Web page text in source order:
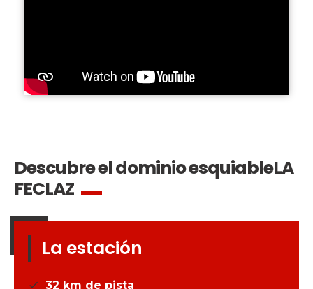
La estación
32 km de pista
Descubre el dominio esquiableLA
FECLAZ